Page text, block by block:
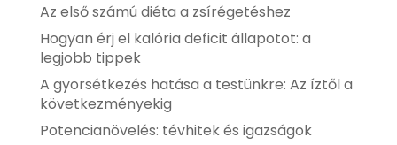
Az első számú diéta a zsírégetéshez
Hogyan érj el kalória deficit állapotot: a
legjobb tippek
A gyorsétkezés hatása a testünkre: Az íztől a
következményekig
Potencianövelés: tévhitek és igazságok